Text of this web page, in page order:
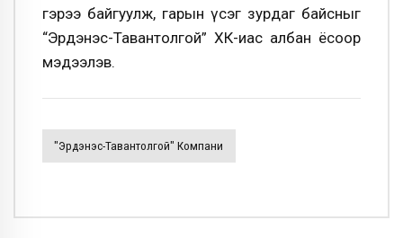
гэрээ байгуулж, гарын үсэг зурдаг байсныг
“Эрдэнэс-Тавантолгой” ХК-иас албан ёсоор
мэдээлэв.
"Эрдэнэс-Тавантолгой" Компани